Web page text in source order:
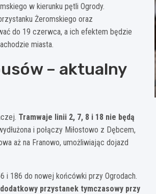
w kierunku pętli Ogrody.
Żeromskiego oraz
do 19 czerwca, a ich efektem będzie
miasta.
– aktualny
Tramwaje linii 2, 7, 8 i 18 nie będą
i połączy Miłostowo z Dębcem,
aż na Franowo, umożliwiając dojazd
i 186 do nowej końcówki przy Ogrodach.
przystanek tymczasowy przy